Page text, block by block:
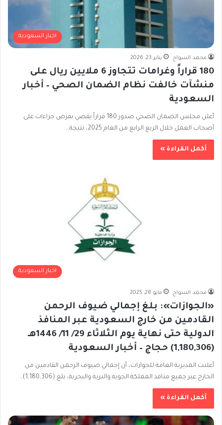
اخبار السعودية
محمد السواح يناير 23, 2026
180 قراراً وغرامات تتجاوز 6 ملايين ريال على
منشآت خالفت نظام الضمان الصحي – أخبار
السعودية
أعلن مجلس الضمان الصحي صدور 180 قراراً يقضي بفرض جزاءات على
أصحاب العمل خلال الربع الرابع من العام 2025، نتيجة…
أكمل القراءة »
اخبار السعودية
محمد السواح مايو 28, 2025
«الجوازات»: بلغ إجمالي ضيوف الرحمن
القادمين من خارج السعودية عبر المنافذ
الدولية حتى نهاية يوم الثلاثاء 29/ 11/ 1446هـ
(1,180,306) حجاج – أخبار السعودية
أعلنت المديرية العامة للجوازات، أن إجمالي ضيوف الرحمن القادمين من
الخارج عبر جميع منافذ المملكة الجوية والبرية والبحرية، بلغ (1,180,306)…
أكمل القراءة »